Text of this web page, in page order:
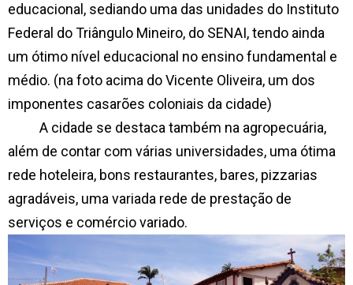
educacional, sediando uma das unidades do Instituto
Federal do Triângulo Mineiro, do SENAI, tendo ainda
um ótimo nível educacional no ensino fundamental e
médio. (na foto acima do Vicente Oliveira, um dos
imponentes casarões coloniais da cidade)
A cidade se destaca também na agropecuária,
além de contar com várias universidades, uma ótima
rede hoteleira, bons restaurantes, bares, pizzarias
agradáveis, uma variada rede de prestação de
serviços e comércio variado.